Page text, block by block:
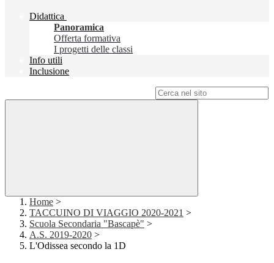
Didattica
Panoramica
Offerta formativa
I progetti delle classi
Info utili
Inclusione
Home >
TACCUINO DI VIAGGIO 2020-2021 >
Scuola Secondaria "Bascapè" >
A.S. 2019-2020 >
L'Odissea secondo la 1D